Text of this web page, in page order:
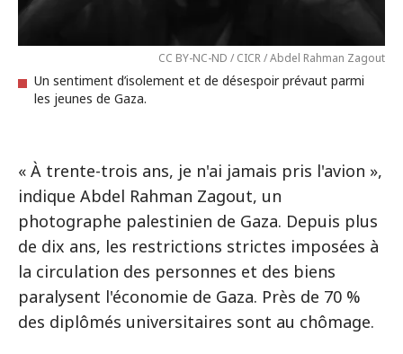
CC BY-NC-ND / CICR / Abdel Rahman Zagout
Un sentiment d’isolement et de désespoir prévaut parmi
les jeunes de Gaza.
« À trente-trois ans, je n'ai jamais pris l'avion »,
indique Abdel Rahman Zagout, un
photographe palestinien de Gaza. Depuis plus
de dix ans, les restrictions strictes imposées à
la circulation des personnes et des biens
paralysent l'économie de Gaza. Près de 70 %
des diplômés universitaires sont au chômage.